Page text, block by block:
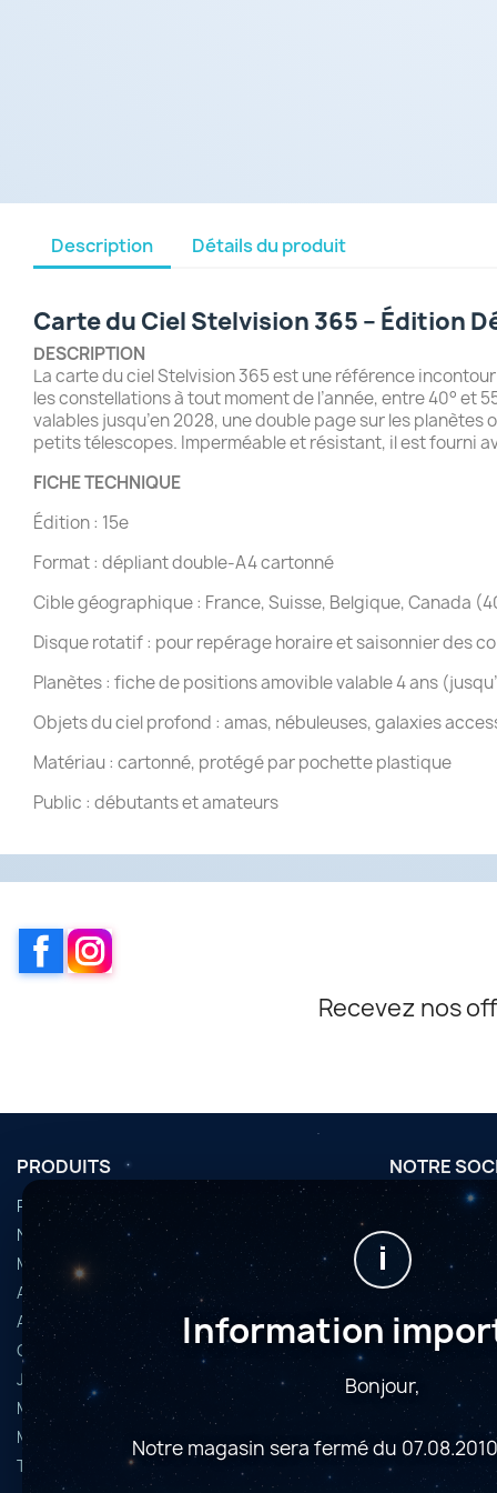
Description Détails du produit
Carte du Ciel Stelvision 365 – Édition
DESCRIPTION
La carte du ciel Stelvision 365 est une référence
les constellations à tout moment de l’année, entre 40°
valables jusqu’en 2028, une double page sur les
petits télescopes. Imperméable et résistant, il est fourni
FICHE TECHNIQUE
Édition : 15e
Format : dépliant double-A4 cartonné
Cible géographique : France, Suisse, Belgique, Canada
Disque rotatif : pour repérage horaire et saisonnier des
Planètes : fiche de positions amovible valable 4 ans
Objets du ciel profond : amas, nébuleuses, galaxies
Matériau : cartonné, protégé par pochette plastique
Public : débutants et amateurs
Facebook
Recevez nos
PRODUITS
Promotions
Nouveaux produits
Meilleures ventes
Accessoires
Articles d’occasion
Caméras astrophoto
Jumelles et longues-vues
Microscopes
Montures
Télescopes
NOTRE
Conditions
Horaires
Nous
Plan du site
Magasins
i
Information
Bonjour,
Notre magasin sera fermé du